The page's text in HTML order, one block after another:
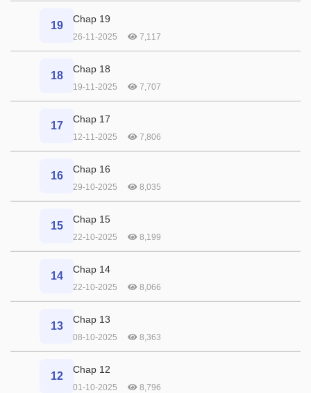
19
Chap 19
26-11-2025 7,117
18
Chap 18
19-11-2025 7,707
17
Chap 17
12-11-2025 7,806
16
Chap 16
29-10-2025 8,035
15
Chap 15
22-10-2025 8,199
14
Chap 14
22-10-2025 8,066
13
Chap 13
08-10-2025 8,363
12
Chap 12
01-10-2025 8,796